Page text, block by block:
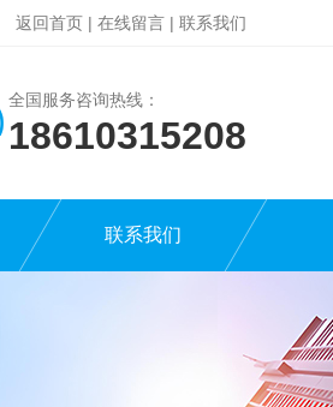
返回首页 | 在线留言 | 联系我们
全国服务咨询热线：
18610315208
联系我们